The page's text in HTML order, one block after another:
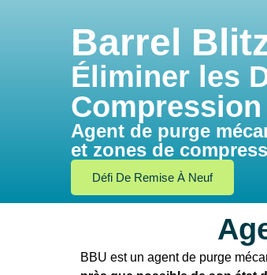
Barrel
Éliminer les
Compression
Agent de purge
et zones de
Défi De Remise À Neuf
BBU est un agent de purge